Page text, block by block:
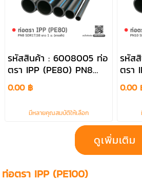
รหัสสินค้า : 6008005 ท่อ
ตรา IPP (PE80) PN8
SDR17,S8 ยาว 1 ม. (คาด
ฟ้า)
0.00 ฿
มีหลายคุณสมบัติให้เลือก
รหัส
ตรา
(คาดฟ้
0.00
ดูเพิ่มเติม
ท่อตรา IPP (PE100)